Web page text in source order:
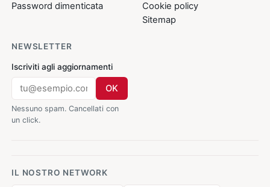
Password dimenticata
Cookie policy
Sitemap
NEWSLETTER
Iscriviti agli aggiornamenti
OK
Nessuno spam. Cancellati con
un click.
IL NOSTRO NETWORK